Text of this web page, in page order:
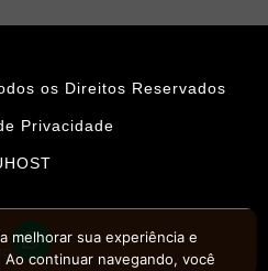
os Direitos Reservados
Privacidade
melhorar sua experiência e
continuar navegando, você